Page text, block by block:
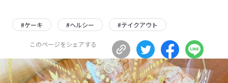
福井エリア
山梨エリア
長野エリア
岐阜エリア
愛知エリア
三重エリア
滋賀エリア
#ケーキ #ヘルシー #テイクアウト
このページをシェアする